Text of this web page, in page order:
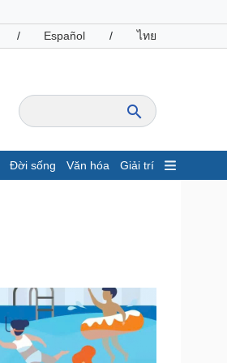
/ Español / ไทย
Đời sống Văn hóa Giải trí
Giá cà phê
Công nghệ
Sành điệu